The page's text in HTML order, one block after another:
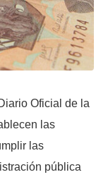
Oficial de la
las
las
pública